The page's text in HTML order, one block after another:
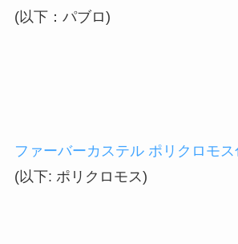
(以下：パブロ)
ファーバーカステル ポリクロモ
(以下: ポリクロモス)